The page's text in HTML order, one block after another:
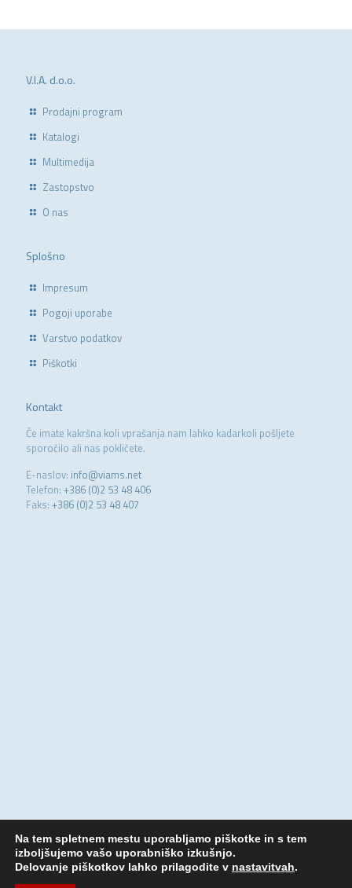
V.I.A. d.o.o.
Prodajni program
Katalogi
Multimedija
Zastopstvo
O nas
Splošno
Impresum
Pogoji uporabe
Varstvo podatkov
Piškotki
Kontakt
Če imate kakršna koli vprašanja nam lahko kadarkoli pošljete
sporočilo ali nas pokličete.
E-naslov: info@viams.net
Telefon: +386 (0)2 53 48 406
Faks: +386 (0)2 53 48 407
Na tem spletnem mestu uporabljamo piškotke in s tem
izboljšujemo vašo uporabniško izkušnjo.
Delovanje piškotkov lahko prilagodite v nastavitvah.